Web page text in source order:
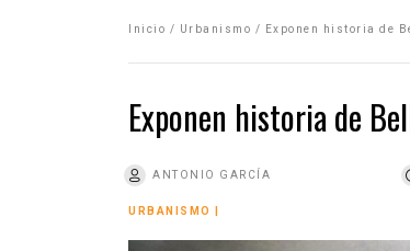
Inicio / Urbanismo / Exponen historia de
Exponen historia de
ANTONIO GARCÍA
URBANISMO